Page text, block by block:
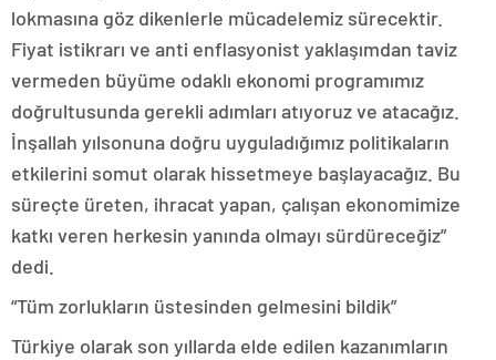
lokmasına göz dikenlerle mücadelemiz sürecektir.
Fiyat istikrarı ve anti enflasyonist yaklaşımdan taviz
vermeden büyüme odaklı ekonomi programımız
doğrultusunda gerekli adımları atıyoruz ve atacağız.
İnşallah yılsonuna doğru uyguladığımız politikaların
etkilerini somut olarak hissetmeye başlayacağız. Bu
süreçte üreten, ihracat yapan, çalışan ekonomimize
katkı veren herkesin yanında olmayı sürdüreceğiz”
dedi.
“Tüm zorlukların üstesinden gelmesini bildik”
Türkiye olarak son yıllarda elde edilen kazanımların